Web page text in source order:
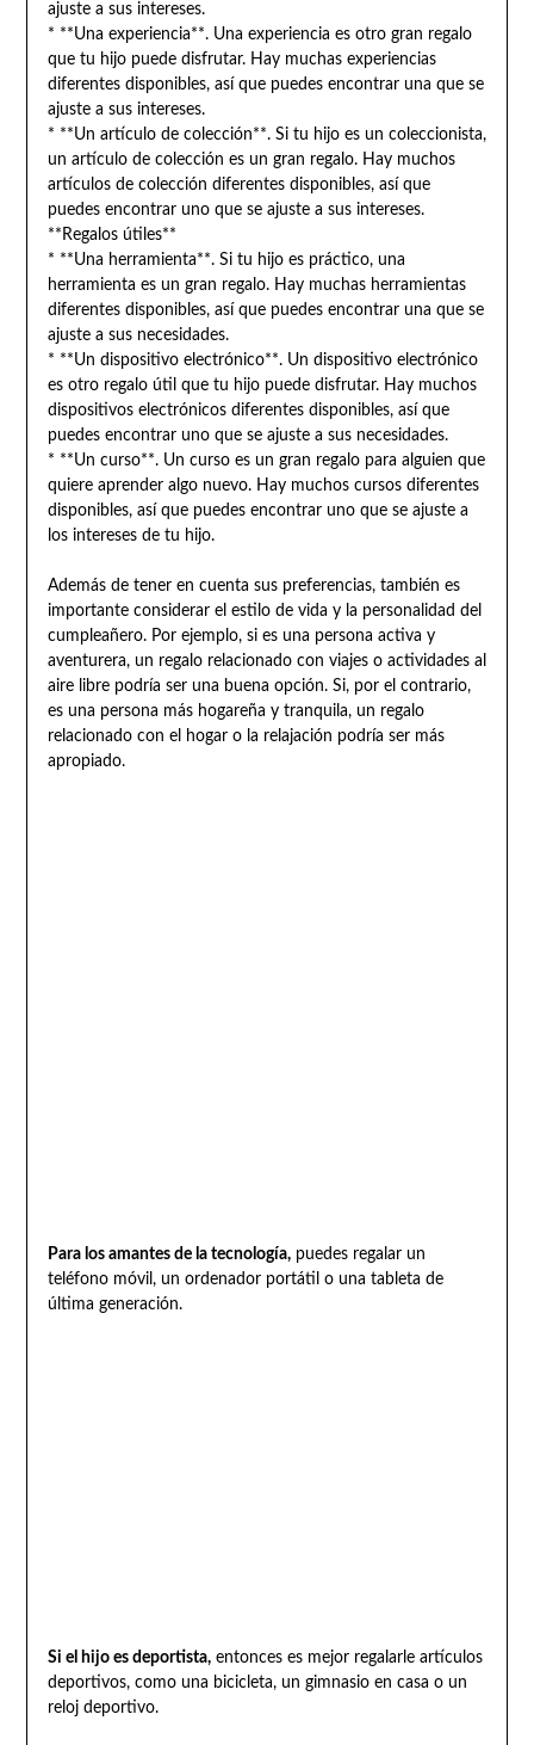
ajuste a sus intereses.
* **Una experiencia**. Una experiencia es otro gran regalo
que tu hijo puede disfrutar. Hay muchas experiencias
diferentes disponibles, así que puedes encontrar una que se
ajuste a sus intereses.
* **Un artículo de colección**. Si tu hijo es un coleccionista,
un artículo de colección es un gran regalo. Hay muchos
artículos de colección diferentes disponibles, así que
puedes encontrar uno que se ajuste a sus intereses.
**Regalos útiles**
* **Una herramienta**. Si tu hijo es práctico, una
herramienta es un gran regalo. Hay muchas herramientas
diferentes disponibles, así que puedes encontrar una que se
ajuste a sus necesidades.
* **Un dispositivo electrónico**. Un dispositivo electrónico
es otro regalo útil que tu hijo puede disfrutar. Hay muchos
dispositivos electrónicos diferentes disponibles, así que
puedes encontrar uno que se ajuste a sus necesidades.
* **Un curso**. Un curso es un gran regalo para alguien que
quiere aprender algo nuevo. Hay muchos cursos diferentes
disponibles, así que puedes encontrar uno que se ajuste a
los intereses de tu hijo.
Además de tener en cuenta sus preferencias, también es
importante considerar el estilo de vida y la personalidad del
cumpleañero. Por ejemplo, si es una persona activa y
aventurera, un regalo relacionado con viajes o actividades al
aire libre podría ser una buena opción. Si, por el contrario,
es una persona más hogareña y tranquila, un regalo
relacionado con el hogar o la relajación podría ser más
apropiado.
Para los amantes de la tecnología,puedes regalar un
teléfono móvil, un ordenador portátil o una tableta de
última generación.
Si el hijo es deportista,entonces es mejor regalarle artículos
deportivos, como una bicicleta, un gimnasio en casa o un
reloj deportivo.